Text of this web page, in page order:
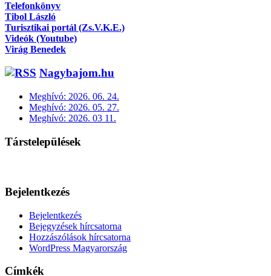
Telefonkönyv
Tibol László
Turisztikai portál (Zs.V.K.E.)
Videók (Youtube)
Virág Benedek
Nagybajom.hu
Meghívó: 2026. 06. 24.
Meghívó: 2026. 05. 27.
Meghívó: 2026. 03 11.
Társtelepülések
Bejelentkezés
Bejelentkezés
Bejegyzések hírcsatorna
Hozzászólások hírcsatorna
WordPress Magyarország
Címkék